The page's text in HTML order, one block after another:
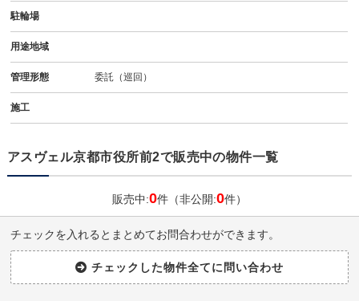
駐輪場
用途地域
管理形態 委託（巡回）
施工
アスヴェル京都市役所前2で販売中の物件一覧
販売中:0件（非公開:0件）
チェックを入れるとまとめてお問合わせができます。